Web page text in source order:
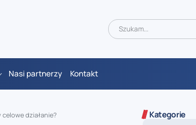
Nasi partnerzy Kontakt
działanie? Kategorie